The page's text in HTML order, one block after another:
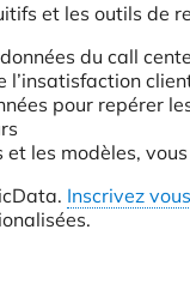
et les outils de
du call
l’insatisfaction
pour repérer
et les modèles,
Inscrivez